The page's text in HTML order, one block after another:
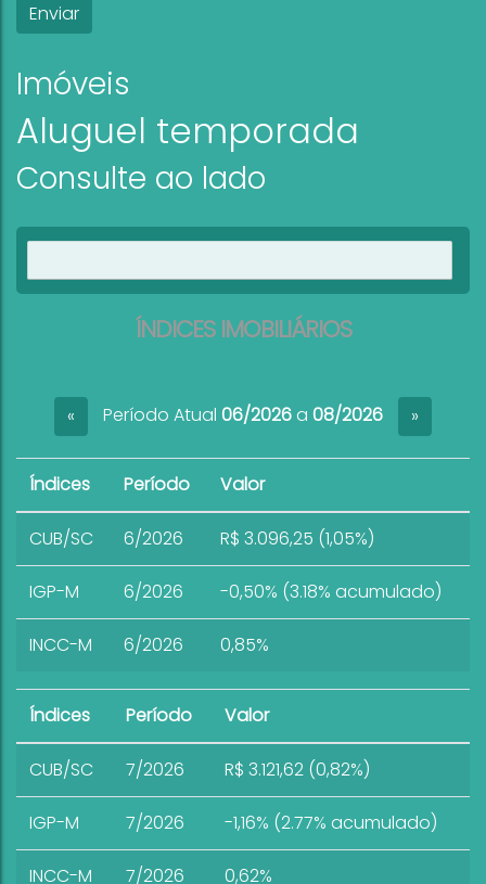
Imóveis
Aluguel temporada
Consulte ao lado
ÍNDICES IMOBILIÁRIOS
« Período Atual 06/2026a 08/2026 »
Índices Período Valor
CUB/SC 6/2026 R$ 3.096,25 (1,05%)
IGP-M 6/2026 -0,50% (3.18% acumulado)
INCC-M 6/2026 0,85%
Índices Período Valor
CUB/SC 7/2026 R$ 3.121,62 (0,82%)
IGP-M 7/2026 -1,16% (2.77% acumulado)
INCC-M 7/2026 0,62%